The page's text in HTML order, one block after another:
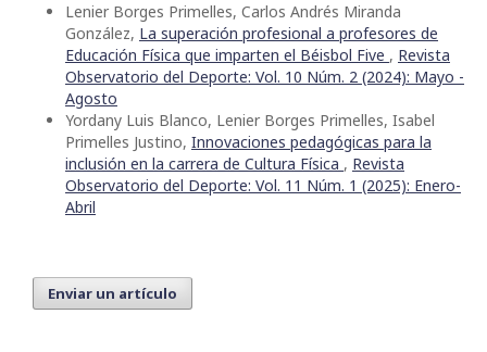
Lenier Borges Primelles, Carlos Andrés Miranda
González, La superación profesional a profesores de
Educación Física que imparten el Béisbol Five , Revista
Observatorio del Deporte: Vol. 10 Núm. 2 (2024): Mayo -
Agosto
Yordany Luis Blanco, Lenier Borges Primelles, Isabel
Primelles Justino, Innovaciones pedagógicas para la
inclusión en la carrera de Cultura Física , Revista
Observatorio del Deporte: Vol. 11 Núm. 1 (2025): Enero-
Abril
Enviar un artículo